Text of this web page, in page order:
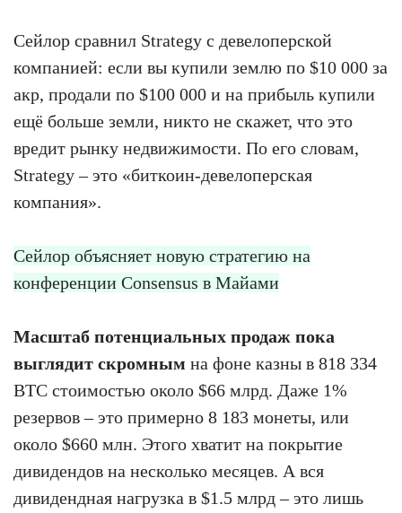
Сейлор сравнил Strategy с девелоперской
компанией: если вы купили землю по $10 000 за
акр, продали по $100 000 и на прибыль купили
ещё больше земли, никто не скажет, что это
вредит рынку недвижимости. По его словам,
Strategy – это «биткоин-девелоперская
компания».
Сейлор объясняет новую стратегию на
конференции Consensus в Майами
Масштаб потенциальных продаж пока
выглядит скромным на фоне казны в 818 334
BTC стоимостью около $66 млрд. Даже 1%
резервов – это примерно 8 183 монеты, или
около $660 млн. Этого хватит на покрытие
дивидендов на несколько месяцев. А вся
дивидендная нагрузка в $1.5 млрд – это лишь